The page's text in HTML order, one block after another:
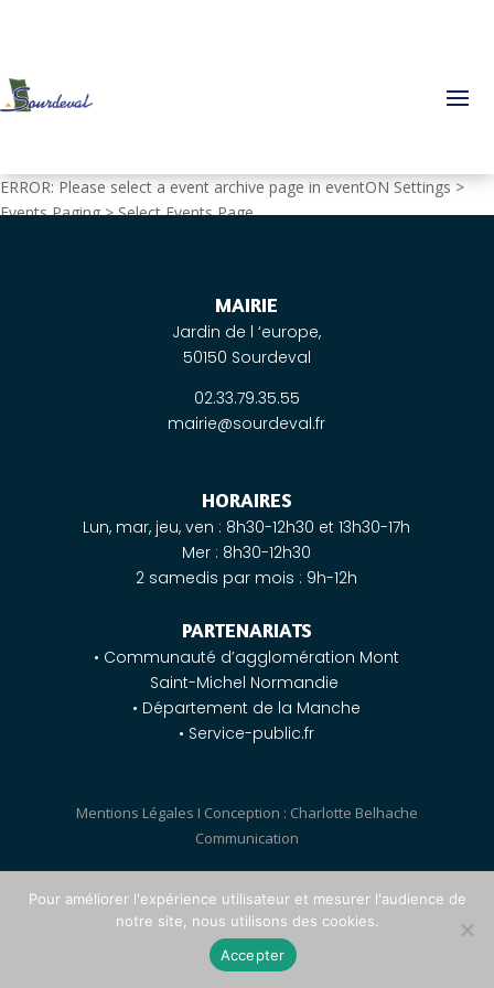
ERROR: Please select a event archive page in eventON Settings >
Events Paging > Select Events Page
MAIRIE
Jardin de l ‘europe,
50150 Sourdeval
02.33.79.35.55
mairie@sourdeval.fr
HORAIRES
Lun, mar, jeu, ven : 8h30-12h30 et 13h30-17h
Mer : 8h30-12h30
2 samedis par mois : 9h-12h
PARTENARIATS
• Communauté d’agglomération Mont
Saint-Michel Normandie
• Département de la Manche
• Service-public.fr
Mentions Légales I Conception : Charlotte Belhache
Communication
Pour améliorer l'expérience utilisateur et mesurer l'audience de
notre site, nous utilisons des cookies.
Accepter